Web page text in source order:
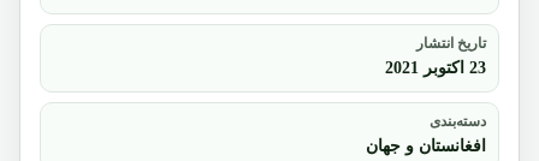
تاریخ انتشار
23 اکتوبر 2021
دسته‌بندی
افغانستان و جهان